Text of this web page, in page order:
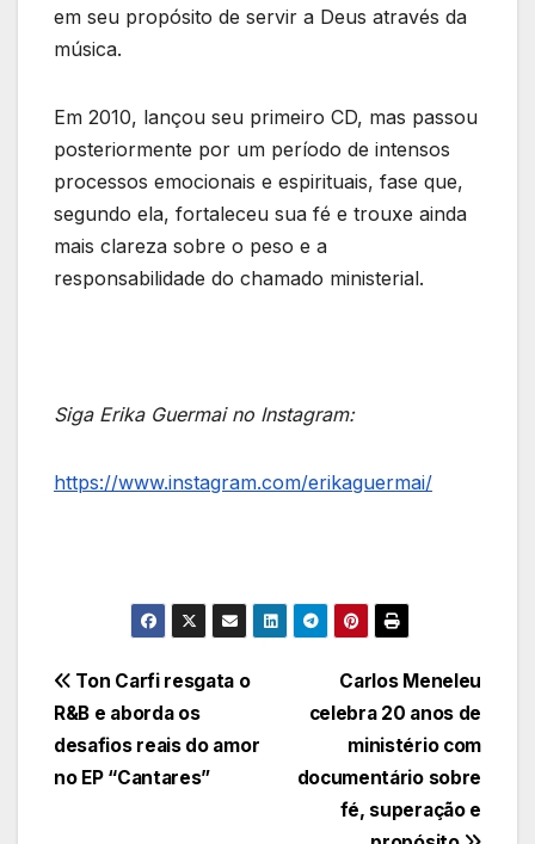
em seu propósito de servir a Deus através da
música.
Em 2010, lançou seu primeiro CD, mas passou
posteriormente por um período de intensos
processos emocionais e espirituais, fase que,
segundo ela, fortaleceu sua fé e trouxe ainda
mais clareza sobre o peso e a
responsabilidade do chamado ministerial.
Siga Erika Guermai no Instagram:
https://www.instagram.com/erikaguermai/
Navegação
de
Post
Carlos Meneleu
celebra 20 anos de
ministério com
documentário sobre
fé, superação e
Ton Carfi resgata o
R&B e aborda os
desafios reais do amor
no EP “Cantares”